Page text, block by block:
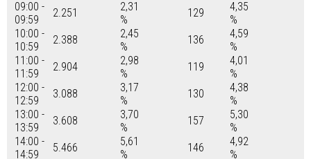
09:00 -
09:59
2.251
2,31
%
129
4,35
%
10:00 -
10:59
2.388
2,45
%
136
4,59
%
11:00 -
11:59
2.904
2,98
%
119
4,01
%
12:00 -
12:59
3.088
3,17
%
130
4,38
%
13:00 -
13:59
3.608
3,70
%
157
5,30
%
14:00 -
14:59
5.466
5,61
%
146
4,92
%